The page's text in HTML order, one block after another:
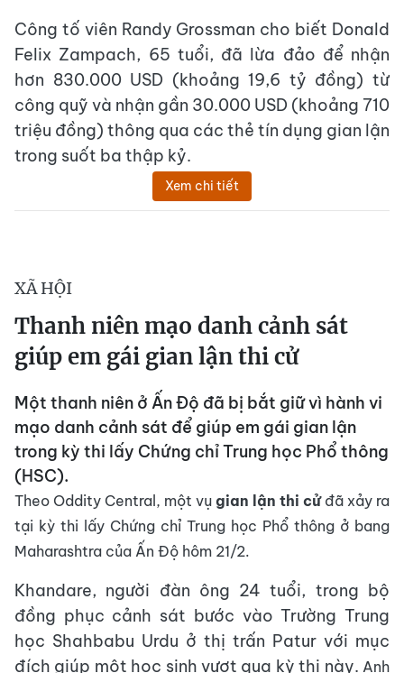
Công tố viên Randy Grossman cho biết Donald
Felix Zampach, 65 tuổi, đã lừa đảo để nhận
hơn 830.000 USD (khoảng 19,6 tỷ đồng) từ
công quỹ và nhận gần 30.000 USD (khoảng 710
triệu đồng) thông qua các thẻ tín dụng gian lận
trong suốt ba thập kỷ.
Xem chi tiết
XÃ HỘI
Thanh niên mạo danh cảnh sát
giúp em gái gian lận thi cử
Một thanh niên ở Ấn Độ đã bị bắt giữ vì hành vi
mạo danh cảnh sát để giúp em gái gian lận
trong kỳ thi lấy Chứng chỉ Trung học Phổ thông
(HSC).
Theo Oddity Central, một vụ gian lận thi cửđã xảy ra
tại kỳ thi lấy Chứng chỉ Trung học Phổ thông ở bang
Maharashtra của Ấn Độ hôm 21/2.
Khandare, người đàn ông 24 tuổi, trong bộ
đồng phục cảnh sát bước vào Trường Trung
học Shahbabu Urdu ở thị trấn Patur với mục
đích giúp một học sinh vượt qua kỳ thi này. Anh